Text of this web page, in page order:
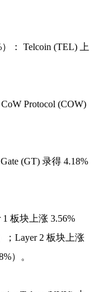
：
Telcoin (TEL) 上
CoW Protocol (COW)
Gate (GT) 录得 4.18%
1 板块上涨 3.56%
；Layer 2 板块上涨
）。